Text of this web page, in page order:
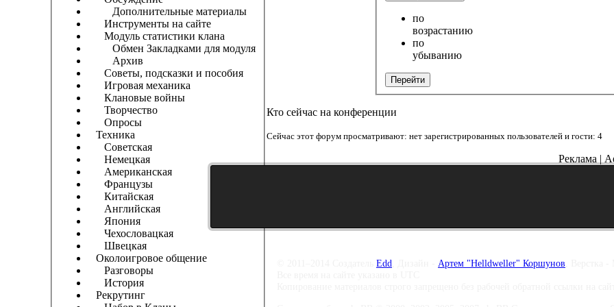
Дополнительные материалы
Инструменты на сайте
Модуль статистики клана
Обмен Закладками для модуля
Архив
Советы, подсказки и пособия
Игровая механика
Клановые войны
Творчество
Опросы
Техника
Советская
Немецкая
Американская
Французы
Китайская
Английская
Япония
Чехословацкая
Швецкая
Околоигровое общение
Разговоры
История
Рекрутинг
по
возрастанию
по
убыванию
Перейти
Кто сейчас на конференции
Сейчас этот форум просматривают: нет зарегистрированных пользователей и гости: 4
Реклама |
Edd Артем "Helldweller" Коршунов